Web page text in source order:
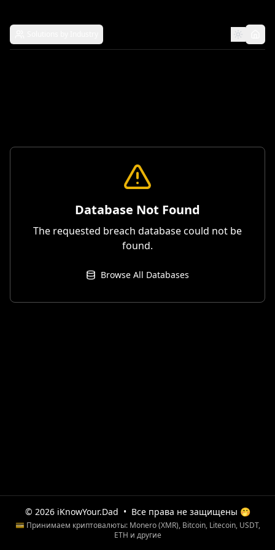
Database Not Found
The requested breach database could not be
found.
Browse All Databases
© 2026 iKnowYour.Dad • Все права не защищены 🤭
💳 Принимаем криптовалюты: Monero (XMR), Bitcoin, Litecoin, USDT,
ETH и другие